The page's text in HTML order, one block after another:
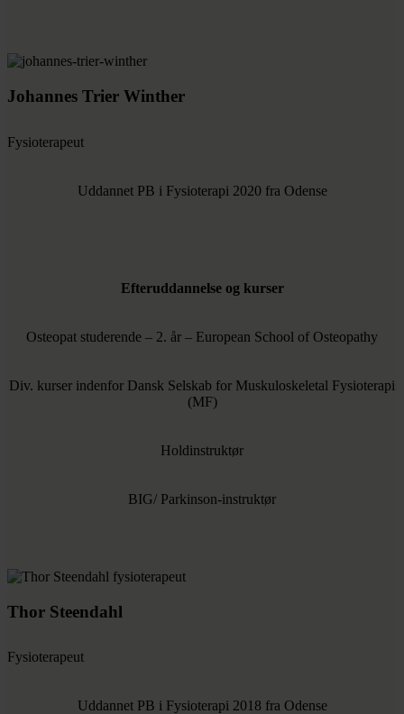
Johannes Trier Winther
Fysioterapeut
Uddannet PB i Fysioterapi 2020 fra Odense
Efteruddannelse og kurser
Osteopat studerende – 2. år – European School of Osteopathy
Div. kurser indenfor Dansk Selskab for Muskuloskeletal Fysioterapi
(MF)
Holdinstruktør
BIG/ Parkinson-instruktør
Thor Steendahl
Fysioterapeut
Uddannet PB i Fysioterapi 2018 fra Odense